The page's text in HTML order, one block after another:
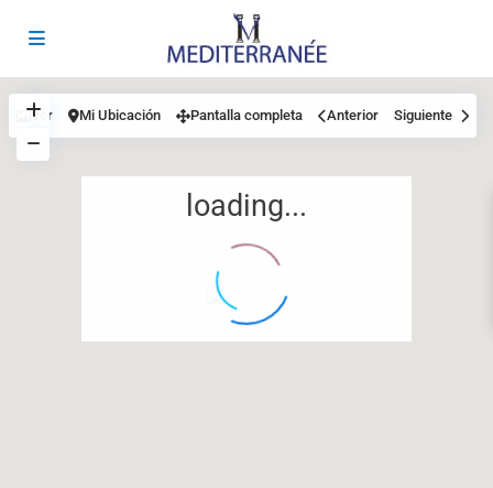
12
loading...
Ver Mi Ubicación Pantalla completa Anterior Siguiente